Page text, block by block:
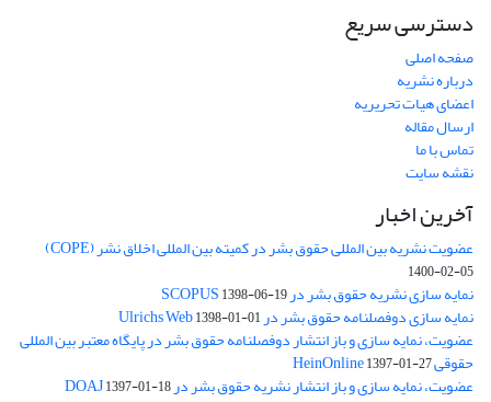
دسترسی سریع
صفحه اصلی
درباره نشریه
اعضای هیات تحریریه
ارسال مقاله
تماس با ما
نقشه سایت
آخرین اخبار
عضویت نشریه بین المللی حقوق بشر در کمیته بین المللی اخلاق نشر (COPE)
1400-02-05
نمایه سازی نشریه حقوق بشر در SCOPUS1398-06-19
نمایه سازی دوفصلنامه حقوق بشر در Ulrichs Web1398-01-01
عضویت، نمایه سازی و باز انتشار دوفصلنامه حقوق بشر در پایگاه معتبر بین المللی
حقوقی HeinOnline1397-01-27
عضویت، نمایه سازی و باز انتشار نشریه حقوق بشر در DOAJ1397-01-18